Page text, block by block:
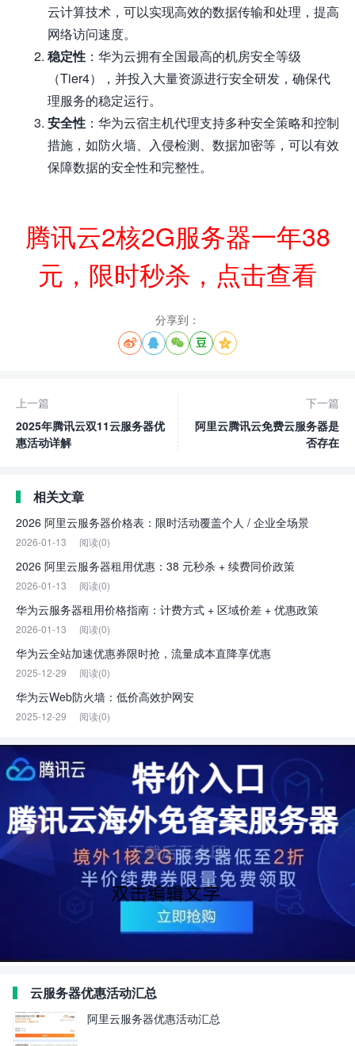
云计算技术，可以实现高效的数据传输和处理，提高
网络访问速度。
稳定性 ：华为云拥有全国最高的机房安全等级
（Tier4），并投入大量资源进行安全研发，确保代
理服务的稳定运行。
安全性 ：华为云宿主机代理支持多种安全策略和控制
措施，如防火墙、入侵检测、数据加密等，可以有效
保障数据的安全性和完整性。
腾讯云2核2G服务器一年38
元，限时秒杀，点击查看
分享到：
    
上一篇
2025年腾讯云双11云服务器优
惠活动详解
下一篇
阿里云腾讯云免费云服务器是
否存在
相关文章
2026 阿里云服务器价格表：限时活动覆盖个人 / 企业全场景
2026-01-13 阅读(0)
2026 阿里云服务器租用优惠：38 元秒杀 + 续费同价政策
2026-01-13 阅读(0)
华为云服务器租用价格指南：计费方式 + 区域价差 + 优惠政策
2026-01-13 阅读(0)
华为云全站加速优惠券限时抢，流量成本直降享优惠
2025-12-29 阅读(0)
华为云Web防火墙：低价高效护网安
2025-12-29 阅读(0)
云服务器优惠活动汇总
阿里云服务器优惠活动汇总